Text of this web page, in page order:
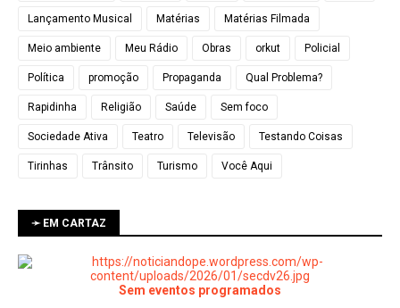
Lançamento Musical Matérias Matérias Filmada
Meio ambiente Meu Rádio Obras orkut Policial
Política promoção Propaganda Qual Problema?
Rapidinha Religião Saúde Sem foco
Sociedade Ativa Teatro Televisão Testando Coisas
Tirinhas Trânsito Turismo Você Aqui
➛ EM CARTAZ
Sem eventos programados